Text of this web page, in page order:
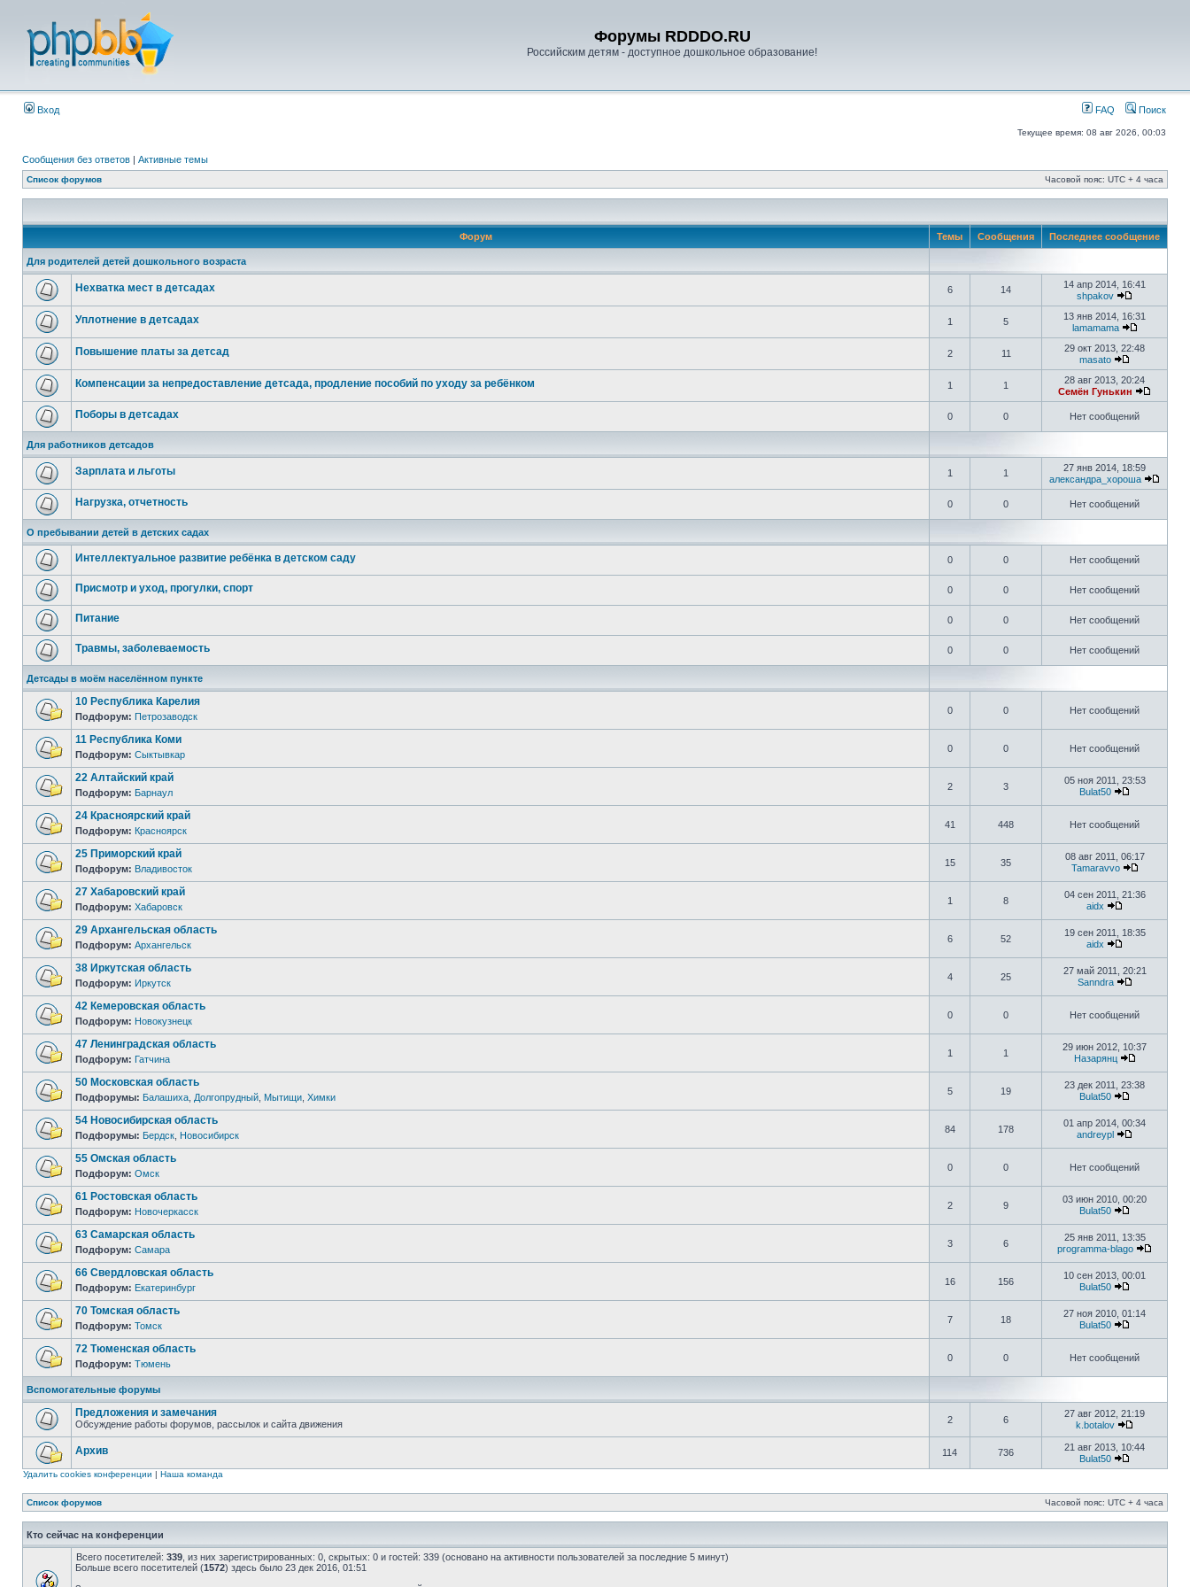
Форумы RDDDO.RU
Российским детям - доступное дошкольное образование!
Вход FAQ Поиск
Текущее время: 08 авг 2026, 00:03
Сообщения без ответов | Активные темы
Список форумов Часовой пояс: UTC + 4 часа
Форум Темы Сообщения Последнее сообщение
Для родителей детей дошкольного возраста
Нехватка мест в детсадах 6 14
14 апр 2014, 16:41
shpakov
Уплотнение в детсадах 1 5
13 янв 2014, 16:31
lamamama
Повышение платы за детсад 2 11
29 окт 2013, 22:48
masato
Компенсации за непредоставление детсада, продление пособий по уходу за ребёнком 1 1
28 авг 2013, 20:24
Семён Гунькин
Поборы в детсадах 0 0 Нет сообщений
Для работников детсадов
Зарплата и льготы 1 1
27 янв 2014, 18:59
александра_хороша
Нагрузка, отчетность 0 0 Нет сообщений
О пребывании детей в детских садах
Интеллектуальное развитие ребёнка в детском саду 0 0 Нет сообщений
Присмотр и уход, прогулки, спорт 0 0 Нет сообщений
Питание 0 0 Нет сообщений
Травмы, заболеваемость 0 0 Нет сообщений
Детсады в моём населённом пункте
10 Республика Карелия
Подфорум: Петрозаводск
0 0 Нет сообщений
11 Республика Коми
Подфорум: Сыктывкар
0 0 Нет сообщений
22 Алтайский край
Подфорум: Барнаул
2 3
05 ноя 2011, 23:53
Bulat50
24 Красноярский край
Подфорум: Красноярск
41 448 Нет сообщений
25 Приморский край
Подфорум: Владивосток
15 35
08 авг 2011, 06:17
Tamaravvo
27 Хабаровский край
Подфорум: Хабаровск
1 8
04 сен 2011, 21:36
aidx
29 Архангельская область
Подфорум: Архангельск
6 52
19 сен 2011, 18:35
aidx
38 Иркутская область
Подфорум: Иркутск
4 25
27 май 2011, 20:21
Sanndra
42 Кемеровская область
Подфорум: Новокузнецк
0 0 Нет сообщений
47 Ленинградская область
Подфорум: Гатчина
1 1
29 июн 2012, 10:37
Назарянц
50 Московская область
Подфорумы: Балашиха Долгопрудный Мытищи Химки
5 19
23 дек 2011, 23:38
Bulat50
54 Новосибирская область
Подфорумы: Бердск Новосибирск
84 178
01 апр 2014, 00:34
andreypl
55 Омская область
Подфорум: Омск
0 0 Нет сообщений
61 Ростовская область
Подфорум: Новочеркасск
2 9
03 июн 2010, 00:20
Bulat50
63 Самарская область
Подфорум: Самара
3 6
25 янв 2011, 13:35
programma-blago
66 Свердловская область
Подфорум: Екатеринбург
16 156
10 сен 2013, 00:01
Bulat50
70 Томская область
Подфорум: Томск
7 18
27 ноя 2010, 01:14
Bulat50
72 Тюменская область
Подфорум: Тюмень
0 0 Нет сообщений
Вспомогательные форумы
Предложения и замечания
Обсуждение работы форумов, рассылок и сайта движения 2 6
27 авг 2012, 21:19
k.botalov
Архив 114 736
21 авг 2013, 10:44
Bulat50
Удалить cookies конференции | Наша команда
Список форумов Часовой пояс: UTC + 4 часа
Кто сейчас на конференции
Всего посетителей: 339 , из них зарегистрированных: 0, скрытых: 0 и гостей: 339 (основано на активности пользователей за последние 5 минут)
Больше всего посетителей (1572) здесь было 23 дек 2016, 01:51